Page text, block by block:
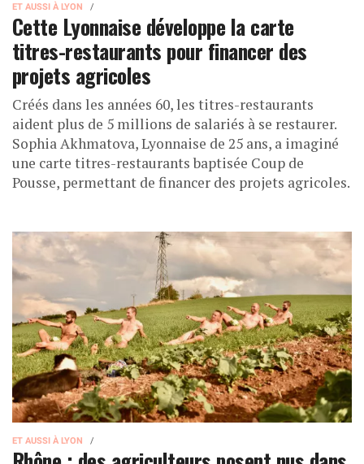
ET AUSSI À LYON
Cette Lyonnaise développe la carte
titres-restaurants pour financer des
projets agricoles
Créés dans les années 60, les titres-restaurants
aident plus de 5 millions de salariés à se restaurer.
Sophia Akhmatova, Lyonnaise de 25 ans, a imaginé
une carte titres-restaurants baptisée Coup de
Pousse, permettant de financer des projets agricoles.
ET AUSSI À LYON